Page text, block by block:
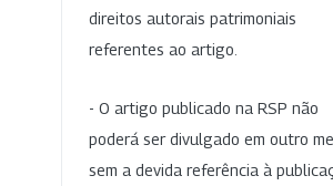
direitos autorais patrimoniais
referentes ao artigo.
- O artigo publicado na RSP não
poderá ser divulgado em outro
sem a devida referência à